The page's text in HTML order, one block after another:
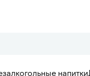
напитки